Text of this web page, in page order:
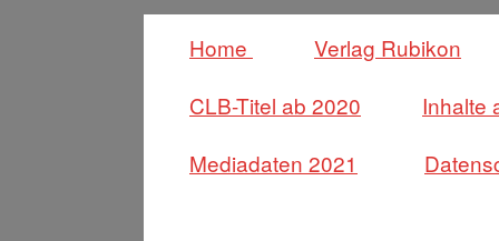
Home
Verlag Rubikon
CLB-Titel ab 2020
Inhalte
Mediadaten 2021